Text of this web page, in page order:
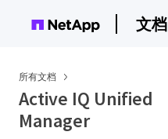
文档
所有文档
Active IQ Unified
Manager